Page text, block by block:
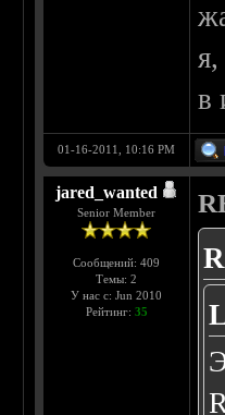
в
01-16-2011, 10:16 PM
jared_wanted
Senior Member
Сообщений: 409
Темы: 2
У нас с: Jun 2010
Рейтинг: 35